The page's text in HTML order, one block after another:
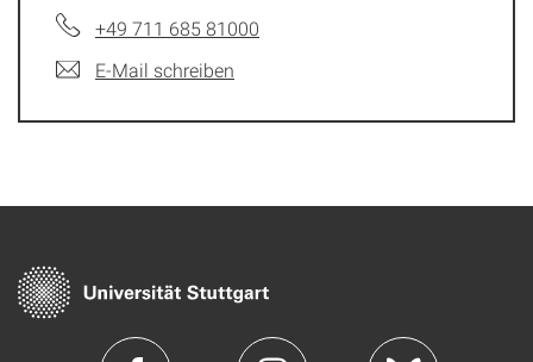
+49 711 685 81000
E-Mail schreiben